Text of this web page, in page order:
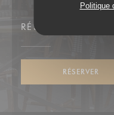
Politique
RÉSERVATION
RÉSERVER